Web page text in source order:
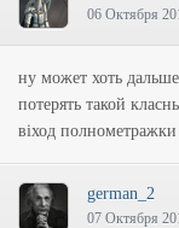
06 Октября
ну может хоть
потерять такой
віход
german_2
07 Октября